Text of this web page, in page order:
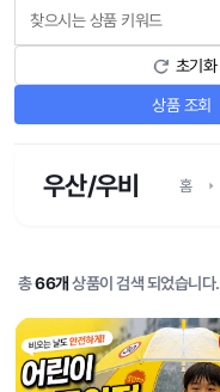
초기화
상품 조회
우산/우비 홈
총66개 상품이 검색 되었습니다.